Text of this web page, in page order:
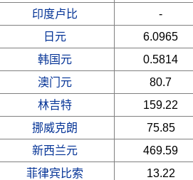
印度卢比
-
日元
6.0965
韩国元
0.5814
澳门元
80.7
林吉特
159.22
挪威克朗
75.85
新西兰元
469.59
菲律宾比索
13.22